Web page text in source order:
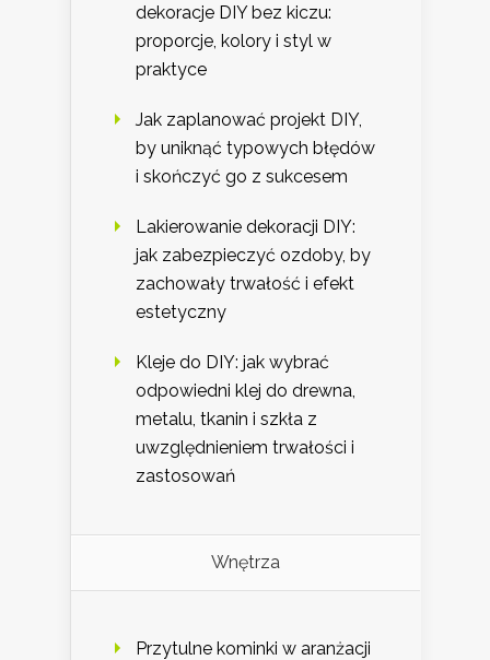
dekoracje DIY bez kiczu:
proporcje, kolory i styl w
praktyce
Jak zaplanować projekt DIY,
by uniknąć typowych błędów
i skończyć go z sukcesem
Lakierowanie dekoracji DIY:
jak zabezpieczyć ozdoby, by
zachowały trwałość i efekt
estetyczny
Kleje do DIY: jak wybrać
odpowiedni klej do drewna,
metalu, tkanin i szkła z
uwzględnieniem trwałości i
zastosowań
Wnętrza
Przytulne kominki w aranżacji